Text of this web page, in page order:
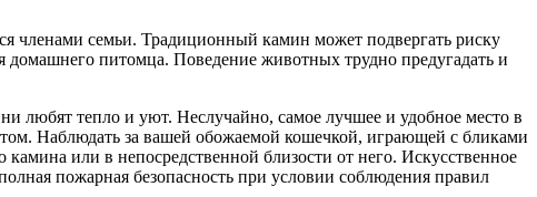
членами семьи. Традиционный камин может подвергать риску
питомца. Поведение животных трудно предугадать и
любят тепло и уют. Неслучайно, самое лучшее и удобное место в
Наблюдать за вашей обожаемой кошечкой, играющей с бликами
или в непосредственной близости от него. Искусственное
пожарная безопасность при условии соблюдения правил